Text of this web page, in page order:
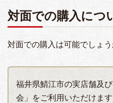
対面での購入につ
対面での購入は可能でしょう
福井県鯖江市の実店舗及
会」をご利用いただけます